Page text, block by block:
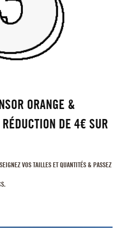
ORANGE &
DE 4€ SUR
VOS TAILLES ET QUANTITÉS & PASSEZ